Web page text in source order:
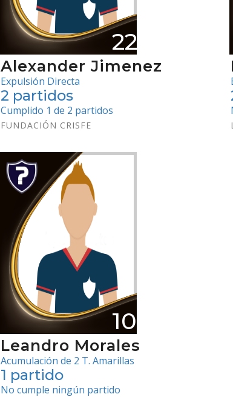
22
Alexander Jimenez
Expulsión Directa
2 partidos
Cumplido 1 de 2 partidos
FUNDACIÓN CRISFE
10
Leandro Morales
Acumulación de 2 T. Amarillas
1 partido
No cumple ningún partido